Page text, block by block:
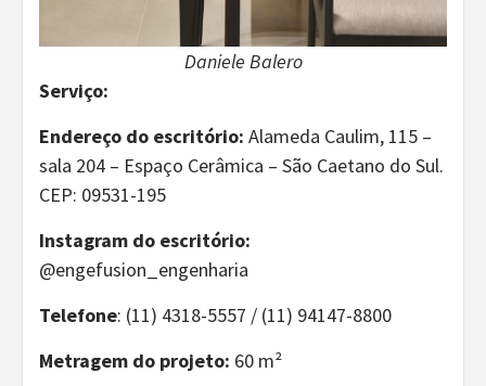
Daniele Balero
Serviço:
Endereço do escritório: Alameda Caulim, 115 –
sala 204 – Espaço Cerâmica – São Caetano do Sul.
CEP: 09531-195
Instagram do escritório:
@engefusion_engenharia
Telefone: (11) 4318-5557 / (11) 94147-8800
Metragem do projeto: 60 m²